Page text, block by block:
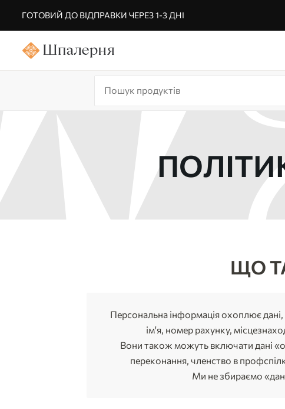
ГОТОВИЙ ДО ВІДПРАВКИ ЧЕРЕЗ 1-3 ДНІ
ЩО
Персональна інформація охоплює
ім'я, номер рахунку,
Вони також можуть включати дані
переконання, членство в
Ми не збираємо